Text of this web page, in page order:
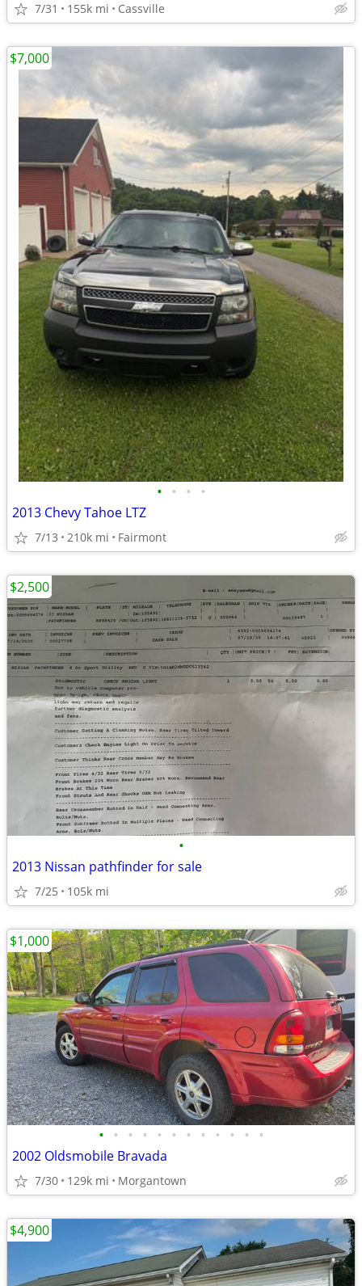
7/31 155k mi Cassville
• • • •
2013 Chevy Tahoe LTZ
7/13 210k mi Fairmont
$7,000
•
2013 Nissan pathfinder for sale
7/25 105k mi
$2,500
• • • • • • • • • • • •
2002 Oldsmobile Bravada
7/30 129k mi Morgantown
$1,000
$4,900